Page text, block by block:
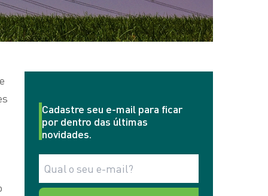
Cadastre seu e-mail para ficar
por dentro das últimas
novidades.